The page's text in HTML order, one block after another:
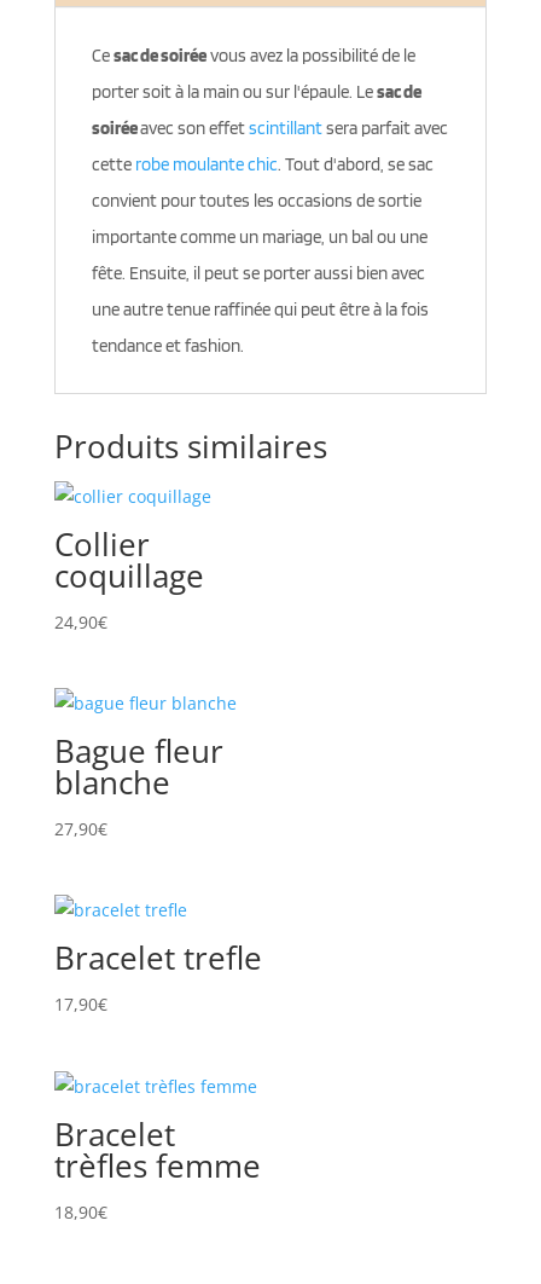
Cesac de soiréevous avez la possibilité de le
porter soit à la main ou sur l'épaule. Lesac de
soiréeavec son effetscintillantsera parfait avec
cette robe moulante chic. Tout d'abord, se sac
convient pour toutes les occasions de sortie
importante comme un mariage, un bal ou une
fête. Ensuite, il peut se porter aussi bien avec
une autre tenue raffinée qui peut être à la fois
tendance et fashion.
Produits similaires
Collier
coquillage
24,90€
Bague fleur
blanche
27,90€
Bracelet trefle
17,90€
Bracelet
trèfles femme
18,90€